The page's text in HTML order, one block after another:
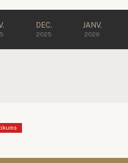
DEC.
2025
JANV.
2026